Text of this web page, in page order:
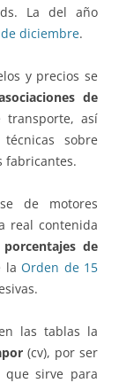
La del año
de diciembre.
y precios se
de
transporte, así
sobre
fabricantes.
de motores
real contenida
de
la Orden de 15
las tablas la
(cv), por ser
que sirve para